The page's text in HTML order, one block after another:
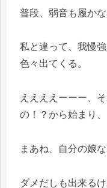
普段、弱音も履かな
私と違って、我慢
色々出てくる。
ええええーーー、
の！？から始まり、
まあね、自分の娘な
ダメだしも出来るけ